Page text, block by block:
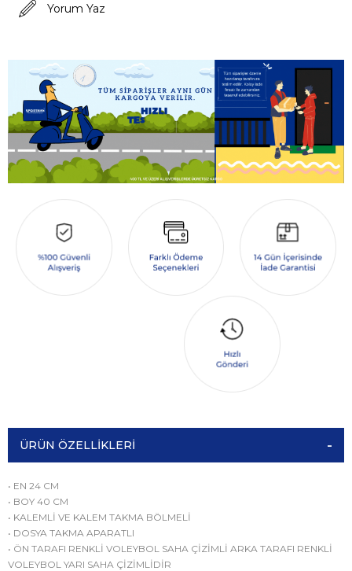
Yorum Yaz
ÜRÜN ÖZELLIKLERI
• EN 24 CM
• BOY 40 CM
• KALEMLİ VE KALEM TAKMA BÖLMELİ
• DOSYA TAKMA APARATLI
• ÖN TARAFI RENKLİ VOLEYBOL SAHA ÇİZİMLİ ARKA TARAFI RENKLİ
VOLEYBOL YARI SAHA ÇİZİMLİDİR